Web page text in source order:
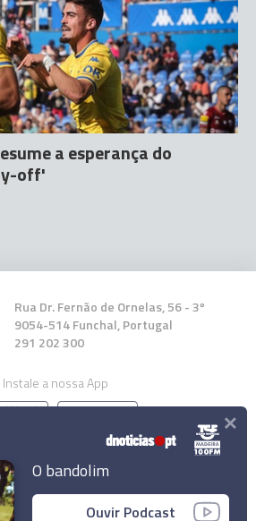
que "não há nada para
a esperança do
off'
Rua Dr. Fernão de Ornelas, 56 - 3º
9054-514 Funchal, Portugal
291 202 300
Instale a nossa App
Diário de Notícias, Lda.
O bandolim
Ouvir Podcast
×